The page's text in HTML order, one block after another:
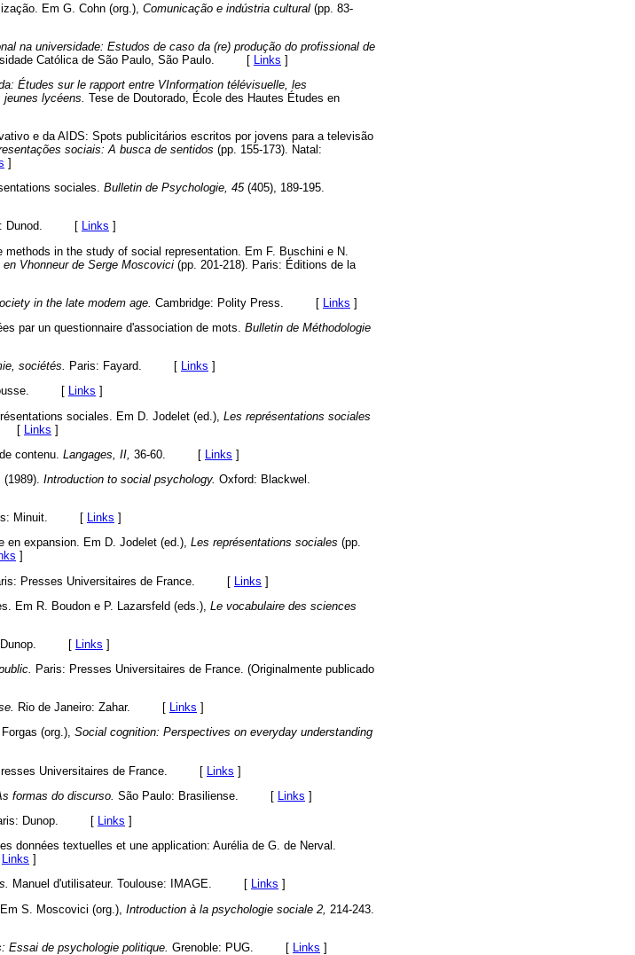
Em G. Cohn (org.), Comunicação e indústria cultural (pp. 83-
na universidade: Estudos de caso da (re) produção do profissional de
Católica de São Paulo, São Paulo. [ Links ]
Études sur le rapport entre VInformation télévisuelle, les
lycéens. Tese de Doutorado, École des Hautes Études en
e da AIDS: Spots publicitários escritos por jovens para a televisão
sociais: A busca de sentidos (pp. 155-173). Natal:
]
sociales. Bulletin de Psychologie, 45 (405), 189-195.
Dunod. [ Links ]
in the study of social representation. Em F. Buschini e N.
Vhonneur de Serge Moscovici (pp. 201-218). Paris: Éditions de la
in the late modem age. Cambridge: Polity Press. [ Links ]
par un questionnaire d'association de mots. Bulletin de Méthodologie
sociétés. Paris: Fayard. [ Links ]
[ Links ]
sociales. Em D. Jodelet (ed.), Les représentations sociales
[ Links ]
contenu. Langages, II, 36-60. [ Links ]
Introduction to social psychology. Oxford: Blackwel.
Minuit. [ Links ]
en expansion. Em D. Jodelet (ed.), Les représentations sociales (pp.
]
Presses Universitaires de France. [ Links ]
Em R. Boudon e P. Lazarsfeld (eds.), Le vocabulaire des sciences
Dunop. [ Links ]
Paris: Presses Universitaires de France. (Originalmente publicado
Rio de Janeiro: Zahar. [ Links ]
(org.), Social cognition: Perspectives on everyday understanding
Universitaires de France. [ Links ]
formas do discurso. São Paulo: Brasiliense. [ Links ]
Dunop. [ Links ]
données textuelles et une application: Aurélia de G. de Nerval.
Links ]
Manuel d'utilisateur. Toulouse: IMAGE. [ Links ]
S. Moscovici (org.), Introduction à la psychologie sociale 2, 214-243.
Essai de psychologie politique. Grenoble: PUG. [ Links ]